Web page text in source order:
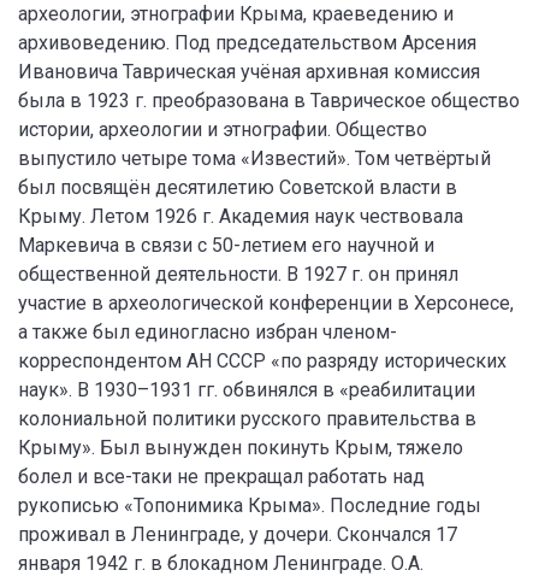
археологии, этнографии Крыма, краеведению и
архивоведению. Под председательством Арсения
Ивановича Таврическая учёная архивная комиссия
была в 1923 г. преобразована в Таврическое общество
истории, археологии и этнографии. Общество
выпустило четыре тома «Известий». Том четвёртый
был посвящён десятилетию Советской власти в
Крыму. Летом 1926 г. Академия наук чествовала
Маркевича в связи с 50-летием его научной и
общественной деятельности. В 1927 г. он принял
участие в археологической конференции в Херсонесе,
а также был единогласно избран членом-
корреспондентом АН СССР «по разряду исторических
наук». В 1930–1931 гг. обвинялся в «реабилитации
колониальной политики русского правительства в
Крыму». Был вынужден покинуть Крым, тяжело
болел и все-таки не прекращал работать над
рукописью «Топонимика Крыма». Последние годы
проживал в Ленинграде, у дочери. Скончался 17
января 1942 г. в блокадном Ленинграде. О.А.